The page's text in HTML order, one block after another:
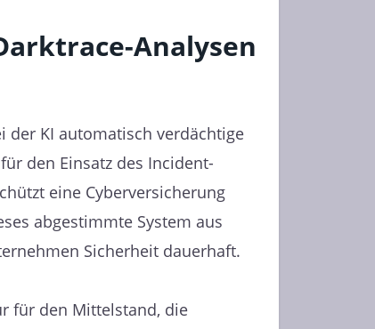
Analysen
der KI automatisch verdächtige
den Einsatz des Incident-
eine Cyberversicherung
abgestimmte System aus
Sicherheit dauerhaft.
für den Mittelstand, die